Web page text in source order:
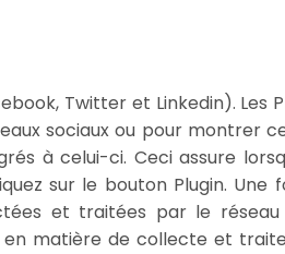
Twitter et Linkedin).
sociaux ou pour montrer
à celui-ci. Ceci assure
sur le bouton Plugin. Une
et traitées par le réseau
matière de collecte et